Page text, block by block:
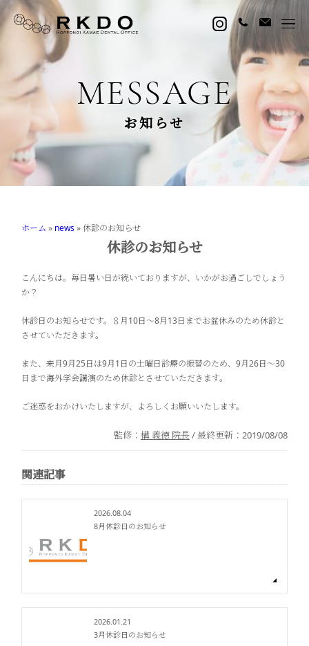
MESSAGE
お知らせ
ホーム » news»休診のお知らせ
休診のお知らせ
こんにちは。毎日暑い日が続いておりますが、いかがお過ごしでしょう
か？
休診日のお知らせです。８月10日〜8月13日までお盆休みのため休診と
させていただきます。
また、来月9月25日は9月1日の土曜日診療の振替のため、9月26日〜30
日まで海外学会講演のため休診とさせていただきます。
ご迷惑をおかけいたしますが、よろしくお願いいたします。
監修： 構 義徳 院長 / 最終更新： 2019/08/08
関連記事
2026.08.04
8月休診日のお知らせ
2026.01.21
3月休診日のお知らせ